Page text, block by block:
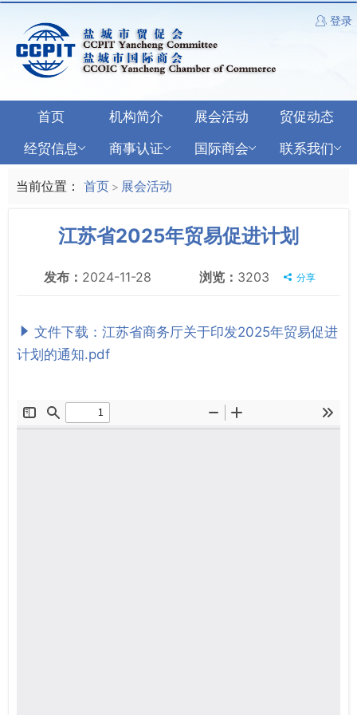
登录
首页 机构简介 展会活动
贸促动态
经贸信息
商事认证 国际商会 联系我们
当前位置： 首页 > 展会活动
江苏省2025年贸易促进计划
发布： 2024-11-28 浏览： 3203 分享
文件下载：江苏省商务厅关于印发2025年贸易促进
计划的通知.pdf